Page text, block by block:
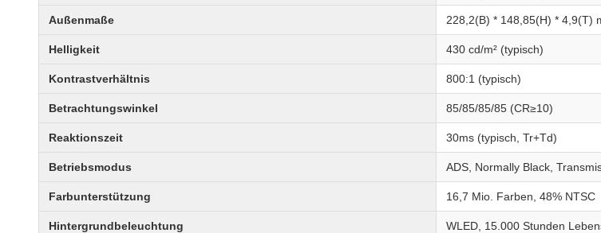
Außenmaße 228,2(B) * 148,85(H) * 4,9(T)
Helligkeit 430 cd/m² (typisch)
Kontrastverhältnis 800:1 (typisch)
Betrachtungswinkel 85/85/85/85 (CR≥10)
Reaktionszeit 30ms (typisch, Tr+Td)
Betriebsmodus ADS, Normally Black,
Farbunterstützung 16,7 Mio. Farben, 48% NTSC
Hintergrundbeleuchtung WLED, 15.000 Stunden